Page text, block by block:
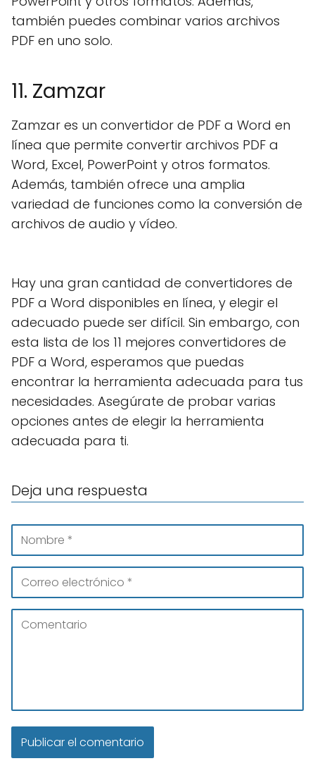
también puedes combinar varios archivos
PDF en uno solo.
11. Zamzar
Zamzar es un convertidor de PDF a Word en
línea que permite convertir archivos PDF a
Word, Excel, PowerPoint y otros formatos.
Además, también ofrece una amplia
variedad de funciones como la conversión de
archivos de audio y vídeo.
Hay una gran cantidad de convertidores de
PDF a Word disponibles en línea, y elegir el
adecuado puede ser difícil. Sin embargo, con
esta lista de los 11 mejores convertidores de
PDF a Word, esperamos que puedas
encontrar la herramienta adecuada para tus
necesidades. Asegúrate de probar varias
opciones antes de elegir la herramienta
adecuada para ti.
Deja una respuesta